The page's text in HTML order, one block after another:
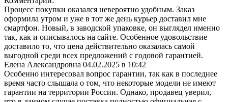
Процесс покупки оказался невероятно удобным. Заказ
оформила утром и уже в тот же день курьер доставил мне
смартфон. Новый, в заводской упаковке, он выглядел именно
так, как и описывалось на сайте. Особенное удовольствие
доставило то, что цена действительно оказалась самой
выгодной среди всех предложений с годовой гарантией.
Елена Александровна 04.02.2025 в 10:42
Особенно интересовал вопрос гарантии, так как в последнее
время часто слышала о том, что некоторые модели не имеют
гарантии на территории России. Однако, продавец уверил,